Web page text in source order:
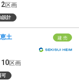
2区画
設計
建 売
土
10区画
可